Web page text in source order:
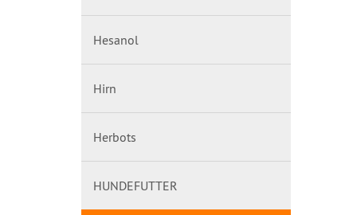
Hesanol
Hirn
Herbots
HUNDEFUTTER